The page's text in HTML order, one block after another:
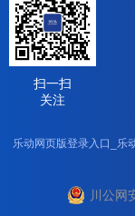
扫一扫
关注
乐动网页版登录入口_乐
川公网